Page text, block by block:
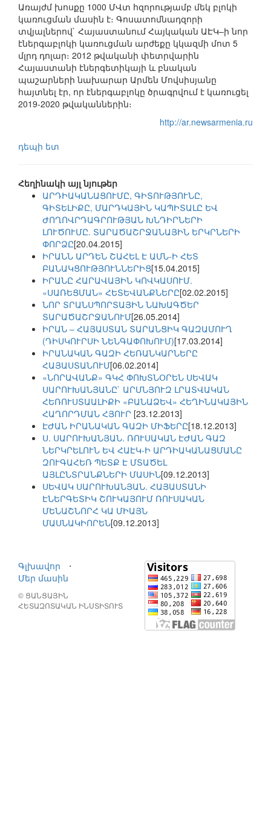
Առայժմ խոսքը 1000 ՄՎտ հզորությամբ մեկ բլոկի
կառուցման մասին է։ Գոսատոմնադզորի
տվյալներով` Հայաստանում Հայկական ԱԷԿ–ի նոր
էներգաբլոկի կառուցման արժեքը կկազմի մոտ 5
մլրդ դոլար։ 2012 թվականի փետրվարին
Հայաստանի էներգետիկայի և բնական
պաշարների նախարար Արմեն Մովսիսյանը
հայտնել էր, որ էներգաբլոկը ծրագրվում է կառուցել
2019-2020 թվականներին։
http://ar.newsarmenia.ru
դեպի ետ
Հեղինակի այլ նյութեր
ԱՐԴԻԱԿԱՆԱՑՈՒՄԸ, ԳԻՏՈՒԹՅՈՒՆԸ,
ԳԻՏԵԼԻՔԸ, ՄԱՐԴԿԱՅԻՆ ԿԱՊԻՏԱԼԸ ԵՎ
ԺՈՂՈՎՐԴԱԳՐՈՒԹՅԱՆ ԽՆԴԻՐՆԵՐԻ
ԼՈՒԾՈՒՄԸ. ՏԱՐԱԾԱՇՐՋԱՆԱՅԻՆ ԵՐԿՐՆԵՐԻ
ՓՈՐՁԸ[20.04.2015]
ԻՐԱՆՆ ԱՐԴԵՆ ՇԱՀԵԼ Է ԱՄՆ-Ի ՀԵՏ
ԲԱՆԱԿՑՈՒԹՅՈՒՆՆԵՐԻՑ[15.04.2015]
ԻՐԱՆԸ ՀԱՐԱՎԱՅԻՆ ԿՈՎԿԱՍՈՒՄ.
«ՍԱՌԵՑՄԱՆ» ՀԵՏԵՎԱՆՔՆԵՐԸ[02.02.2015]
ՆՈՐ ՏՐԱՆՍՊՈՐՏԱՅԻՆ ՆԱԽԱԳԾԵՐ
ՏԱՐԱԾԱՇՐՋԱՆՈՒՄ[26.05.2014]
ԻՐԱՆ – ՀԱՅԱՍՏԱՆ ՏԱՐԱՆՑԻԿ ԳԱԶԱՄՈՒՂ
(ԴԻՍԿՈՒՐՍԻ ՆԵՆԳԱՓՈԽՈՒՄ)[17.03.2014]
ԻՐԱՆԱԿԱՆ ԳԱԶԻ ՀԵՌԱՆԿԱՐՆԵՐԸ
ՀԱՅԱՍՏԱՆՈՒՄ[06.02.2014]
«ՆՈՐԱՎԱՆՔ» ԳԿՀ ՓՈԽՏՆՕՐԵՆ ՍԵՎԱԿ
ՍԱՐՈՒԽԱՆՅԱՆԸ` ԱՐՄՆՅՈՒԶ ԼՐԱՏՎԱԿԱՆ
ՀԵՌՈՒՍՏԱԱԼԻՔԻ «ԲԱՆԱՁԵՎ» ՀԵՂԻՆԱԿԱՅԻՆ
ՀԱՂՈՐԴՄԱՆ ՀՅՈՒՐ [23.12.2013]
ԷԺԱՆ ԻՐԱՆԱԿԱՆ ԳԱԶԻ ՄԻՖԵՐԸ[18.12.2013]
Ս. ՍԱՐՈՒԽԱՆՅԱՆ. ՌՈՒՍԱԿԱՆ ԷԺԱՆ ԳԱԶ
ՆԵՐԿՐԵԼՈՒՆ ԵՎ ՀԱԷԿ-Ի ԱՐԴԻԱԿԱՆԱՑՄԱՆԸ
ԶՈՒԳԱՀԵՌ ՊԵՏՔ Է ՄՏԱԾԵԼ
ԱՅԼԸՆՏՐԱՆՔՆԵՐԻ ՄԱՍԻՆ[09.12.2013]
ՍԵՎԱԿ ՍԱՐՈՒԽԱՆՅԱՆ. ՀԱՅԱՍՏԱՆԻ
ԷՆԵՐԳԵՏԻԿ ՇՈՒԿԱՅՈՒՄ ՌՈՒՍԱԿԱՆ
ՄԵՆԱՇՆՈՐՀ ԿԱ ՄԻԱՅՆ
ՄԱՍՆԱԿԻՈՐԵՆ[09.12.2013]
Գլխավոր
⋅
Մեր մասին
© ՑԱՆՑԱՅԻՆ
ՀԵՏԱԶՈՏԱԿԱՆ ԻՆՍՏԻՏՈՒՏ